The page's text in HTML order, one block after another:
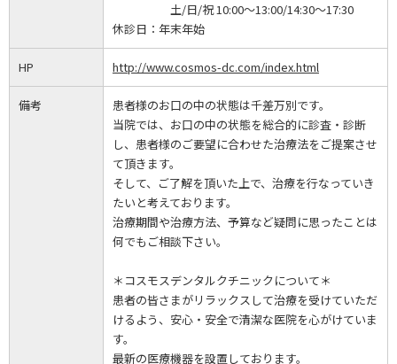
土/日/祝 10:00～13:00/14:30～17:30
休診日： 年末年始
HP http://www.cosmos-dc.com/index.html
備考
患者様のお口の中の状態は千差万別です。
当院では、お口の中の状態を総合的に診査・診断
し、患者様のご要望に合わせた治療法をご提案させ
て頂きます。
そして、ご了解を頂いた上で、治療を行なっていき
たいと考えております。
治療期間や治療方法、予算など疑問に思ったことは
何でもご相談下さい。
＊コスモスデンタルクチニックについて＊
患者の皆さまがリラックスして治療を受けていただ
けるよう、安心・安全で清潔な医院を心がけていま
す。
最新の医療機器を設置しております。